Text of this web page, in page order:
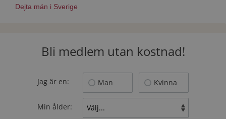
Dejta män i Sverige
Bli medlem utan kostnad!
Jag är en: Man Kvinna
Min ålder: